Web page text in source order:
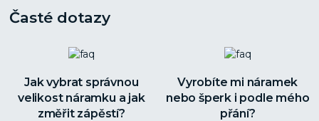
Časté dotazy
Jak vybrat správnou
velikost náramku a jak
změřit zápěstí?
Vyrobíte mi náramek
nebo šperk i podle mého
přání?